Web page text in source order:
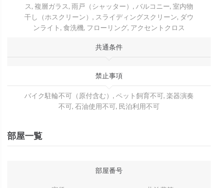
ス, 複層ガラス, 雨戸（シャッター）, バルコニー, 室内物
干し（ホスクリーン）, スライディングスクリーン, ダウ
ンライト, 食洗機, フローリング, アクセントクロス
共通条件
禁止事項
バイク駐輪不可（原付含む）, ペット飼育不可, 楽器演奏
不可, 石油使用不可, 民泊利用不可
部屋一覧
部屋番号